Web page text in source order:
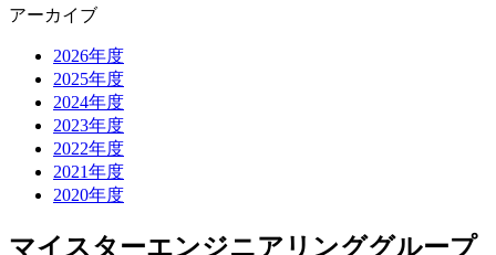
アーカイブ
2026年度
2025年度
2024年度
2023年度
2022年度
2021年度
2020年度
マイスターエンジニアリンググループ